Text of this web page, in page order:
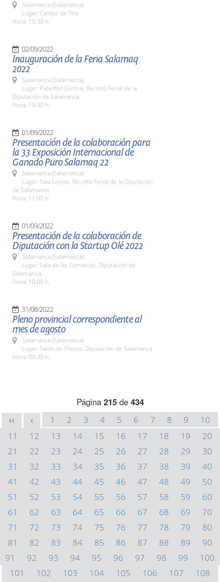
Salamanca (Salamanca)
Lugar: Campo de Tiro
Hora: 19:30 h.
02/09/2022
Inauguración de la Feria Salamaq
2022
Salamanca (Salamanca)
Lugar: Pabellón Central. Recinto Ferial de la
Diputación de Salamanca.
Hora: 10:30 h.
01/09/2022
Presentación de la colaboración para
la 33 Exposición Internacional de
Ganado Puro Salamaq 22
Salamanca (Salamanca)
Lugar: Sala Lonjas. Recinto Ferial de la Diputación
de Salamanca
Hora: 11:00 h.
01/09/2022
Presentación de la colaboración de
Diputación con la Startup Olé 2022
Salamanca (Salamanca)
Lugar: Sala de las Comarcas. Diputación de
Salamanca
Hora: 10:00 h.
31/08/2022
Pleno provincial correspondiente al
mes de agosto
Salamanca (Salamanca)
Lugar: Salón de Plenos. Diputación de Salamanca
Hora: 09:30 h.
Página 215de 434
<< < 1 2 3 4 5 6 7 8 9
10
11
12 13 14 15 16 17 18 19
20
21
22 23 24 25 26 27 28 29
30
31
32 33 34 35 36 37 38 39
40
41
42 43 44 45 46 47 48 49
50
51
52 53 54 55 56 57 58 59
60
61
62 63 64 65 66 67 68 69
70
71
72 73 74 75 76 77 78 79
80
81
82 83 84 85 86 87 88 89
90
91
92 93 94 95 96 97 98 99
100
101
102 103 104 105 106 107
108